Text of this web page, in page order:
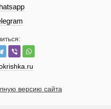
версию сайта